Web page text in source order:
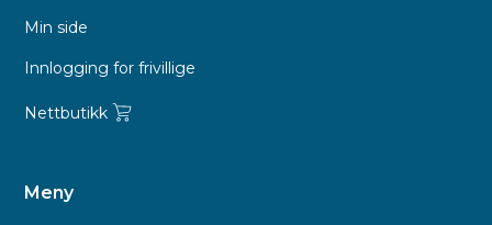
Min side
Innlogging for frivillige
Nettbutikk
Meny